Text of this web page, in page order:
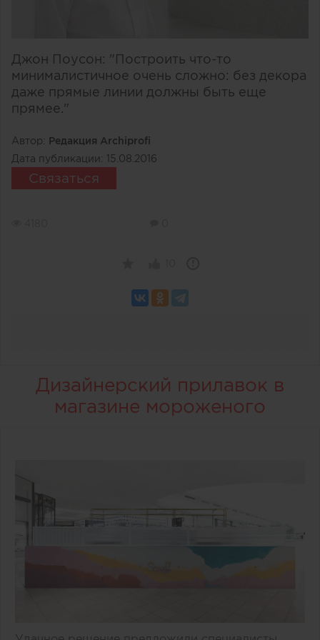
Джон Поусон: "Построить что-то
минималистичное очень сложно: без декора
даже прямые линии должны быть еще
прямее."
Автор: Редакция Archiprofi
Дата публикации: 15.08.2016
Связаться
Дизайнерский прилавок в
магазине мороженого